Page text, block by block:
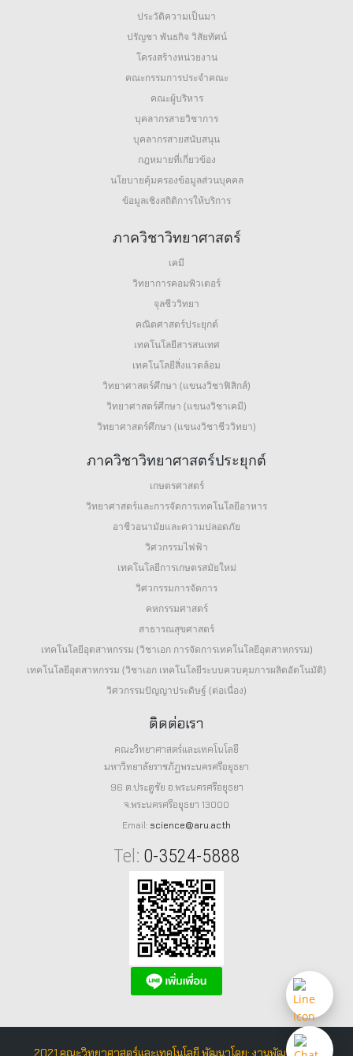
ประวัติความเป็นมา
ปรัญชา พันธกิจ วิสัยทัศน์
โครงสร้างหน่วยงาน
คณะกรรมการประจำคณะ
คณะผู้บริหาร
บุคลากรสายวิชาการ
บุคลากรสายสนับสนุน
กฎหมายที่เกี่ยวข้อง
นโยบายคุ้มครองข้อมูลส่วนบุคคล
ข้อมูลเชิงสถิติการให้บริการ
ภาควิชาวิทยาศาสตร์
เคมี
วิทยาการคอมพิวเตอร์
จุลชีววิทยา
คณิตศาสตร์ประยุกต์
เทคโนโลยีสารสนเทศ
เทคโนโลยีสิ่งแวดล้อม
วิทยาศาสตร์ศึกษา (แขนงวิชาฟิสิกส์)
วิทยาศาสตร์ศึกษา (แขนงวิชาเคมี)
วิทยาศาสตร์ศึกษา (แขนงวิชาชีววิทยา)
ภาควิชาวิทยาศาสตร์ประยุกต์
เกษตรศาสตร์
วิทยาศาสตร์และการจัดการเทคโนโลยีอาหาร
อาชีวอนามัยและความปลอดภัย
วิศวกรรมไฟฟ้า
เทคโนโลยีการเกษตรสมัยใหม่
วิศวกรรมการจัดการ
คหกรรมศาสตร์
สาธารณสุขศาสตร์
เทคโนโลยีอุตสาหกรรม (วิชาเอก การจัดการเทคโนโลยีอุตสาหกรรม)
เทคโนโลยีอุตสาหกรรม (วิชาเอก เทคโนโลยีระบบควบคุมการผลิตอัตโนมัติ)
วิศวกรรมปัญญาประดิษฐ์ (ต่อเนื่อง)
ติดต่อเรา
คณะวิทยาศาสตร์และเทคโนโลยี
มหาวิทยาลัยราชภัฏพระนครศรีอยุธยา
96 ต.ประตูชัย อ.พระนครศรีอยุธยา
จ.พระนครศรีอยุธยา 13000
Email: science@aru.ac.th
Tel: 0-3524-5888
2021 คณะวิทยาศาสตร์และเทคโนโลยี พัฒนาโดย: งานพัฒนาระบบ